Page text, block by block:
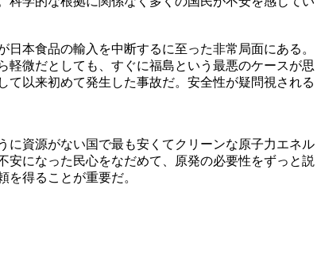
本食品の輸入を中断するに至った非常局面にある。
微だとしても、すぐに福島という最悪のケースが思
以来初めて発生した事故だ。安全性が疑問視される
に資源がない国で最も安くてクリーンな原子力エネル
になった民心をなだめて、原発の必要性をずっと説
得ることが重要だ。